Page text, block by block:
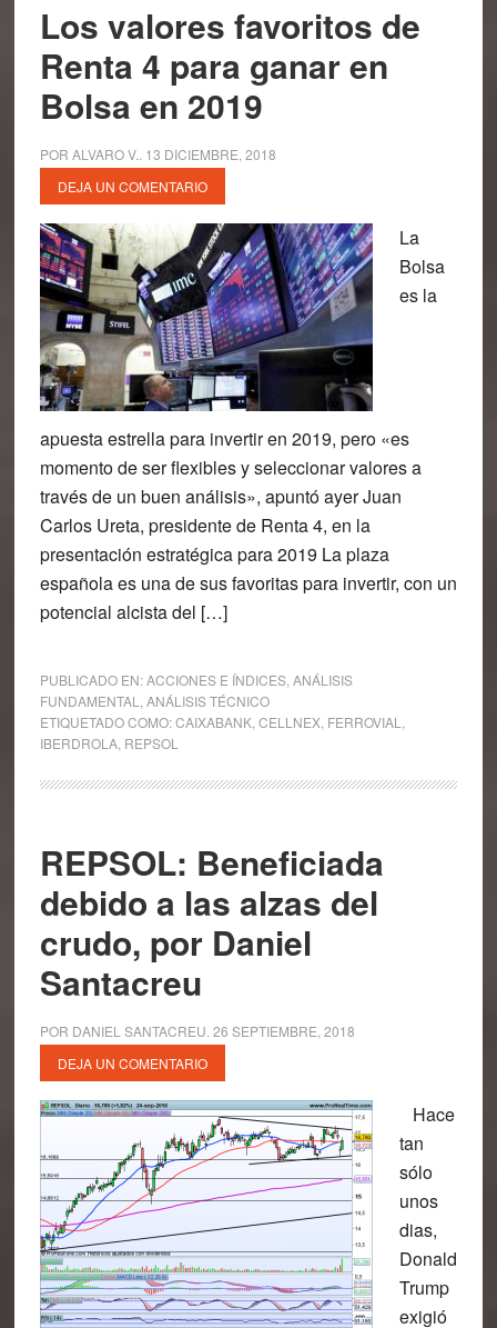
Los valores favoritos de
Renta 4 para ganar en
Bolsa en 2019
POR ALVARO V. 13 DICIEMBRE, 2018
DEJA UN COMENTARIO
La
Bolsa
es la
apuesta estrella para invertir en 2019, pero «es
momento de ser flexibles y seleccionar valores a
través de un buen análisis», apuntó ayer Juan
Carlos Ureta, presidente de Renta 4, en la
presentación estratégica para 2019 La plaza
española es una de sus favoritas para invertir, con un
potencial alcista del […]
PUBLICADO EN:ACCIONES E ÍNDICES, ANÁLISIS
FUNDAMENTAL
ANÁLISIS TÉCNICO
ETIQUETADO COMO:CAIXABANK, CELLNEX, FERROVIAL
IBERDROLA, REPSOL
REPSOL: Beneficiada
debido a las alzas del
crudo, por Daniel
Santacreu
POR DANIEL SANTACREU 26 SEPTIEMBRE, 2018
DEJA UN COMENTARIO
Hace
tan
sólo
unos
dias,
Donald
Trump
exigió